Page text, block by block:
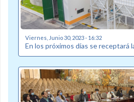
Viernes, Junio 30, 2023 - 16:32
En los próximos días se receptará